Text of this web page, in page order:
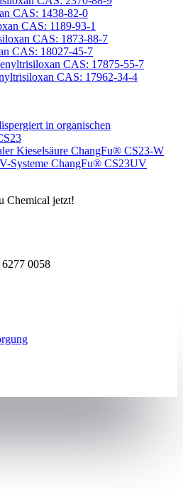
CAS: 1438-82-0
CAS: 1189-93-1
CAS: 1873-88-7
CAS: 18027-45-7
CAS: 17875-55-7
CAS: 17962-34-4
in organischen
Kieselsäure ChangFu® CS23-W
Systeme ChangFu® CS23UV
Chemical jetzt!
0058